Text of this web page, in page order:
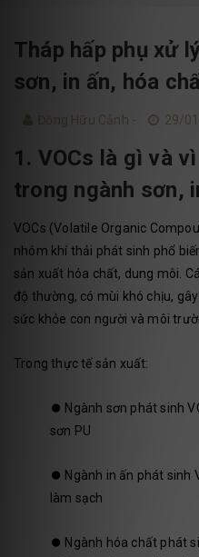
Tháp hấp phụ xử
sơn, in ấn, hóa
Đồng Hữu Cảnh - 29/
1. VOCs là gì và
trong ngành sơn,
VOCs (Volatile Organic
nhóm khí thải phát sinh phổ
sản xuất hóa chất, dung môi.
độ thường, có mùi khó chịu,
sức khỏe con người và môi
Trong thực tế sản xuất:
⏺️ Ngành sơn phát sinh
sơn PU
⏺️ Ngành in ấn phát sinh
làm sạch
⏺️ Ngành hóa chất phát